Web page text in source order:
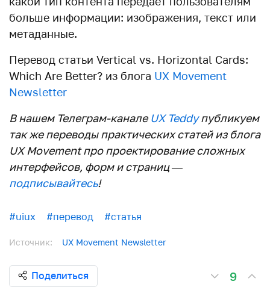
больше информации: изображения, текст или
метаданные.
Перевод статьи Vertical vs. Horizontal Cards:
Which Are Better? из блога UX Movement
Newsletter
В нашем Телеграм-каналеUX Teddyпубликуем
так же переводы практических статей из блога
UX Movement про проектирование сложных
интерфейсов, форм и страниц —
подписывайтесь!
#uiux #перевод #статья
Источник: UX Movement Newsletter
Поделиться 9